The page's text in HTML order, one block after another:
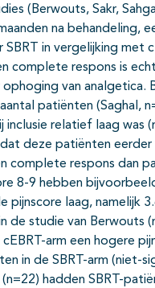
(Berwouts, Sakr,
na behandeling,
in vergelijking met
complete respons is
van analgetica.
patiënten (Saghal,
inclusie relatief laag was
dat deze patiënten eerder
complete respons dan
8-9 hebben
pijnscore laag, namelijk
de studie van Berwouts
arm een hogere
in de SBRT-arm (niet-
hadden SBRT-